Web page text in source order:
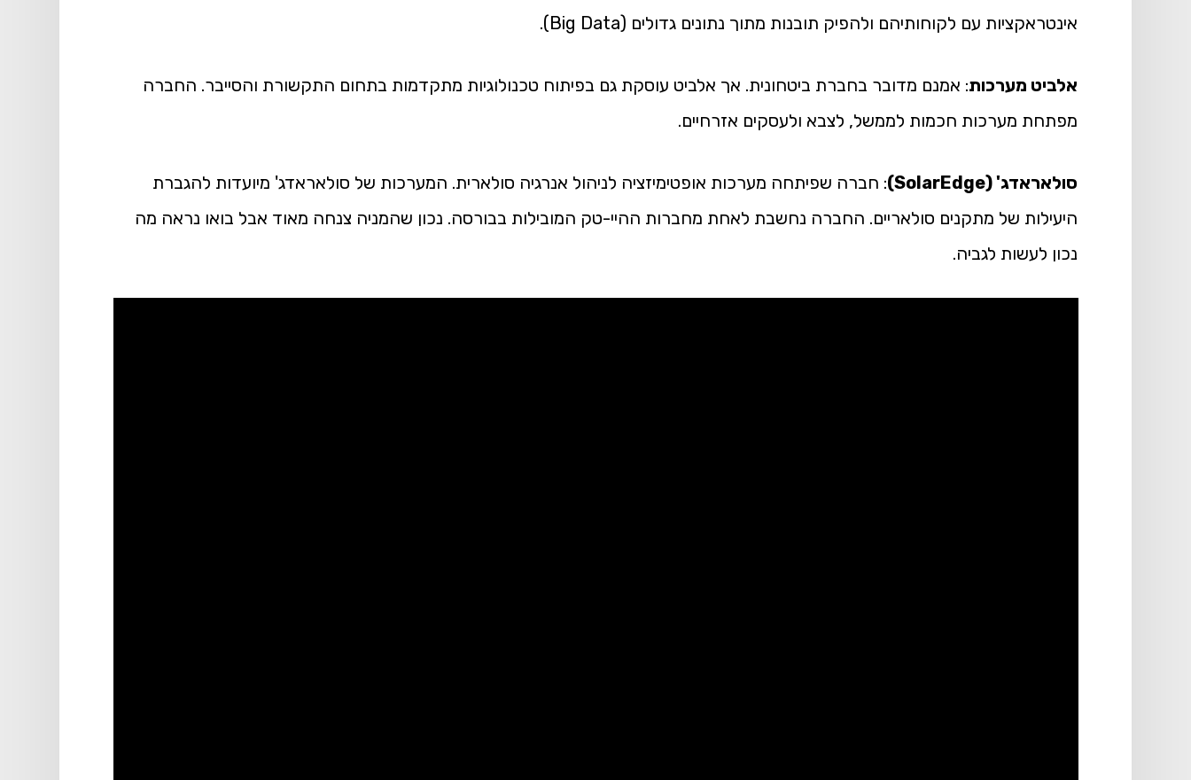
אינטראקציות עם לקוחותיהם ולהפיק תובנות מתוך נתונים גדולים (Big Data).
אלביט מערכות: אמנם מדובר בחברת ביטחונית. אך אלביט עוסקת גם בפיתוח טכנולוגיות מתקדמות בתחום התקשורת והסייבר. החברה
מפתחת מערכות חכמות לממשל, לצבא ולעסקים אזרחיים.
סולאראדג' (SolarEdge)
: חברה שפיתחה מערכות אופטימיזציה לניהול אנרגיה סולארית. המערכות של סולאראדג' מיועדות להגברת
היעילות של מתקנים סולאריים. החברה נחשבת לאחת מחברות ההיי-טק המובילות בבורסה. נכון שהמניה צנחה מאוד אבל בואו נראה מה
נכון לעשות לגביה.